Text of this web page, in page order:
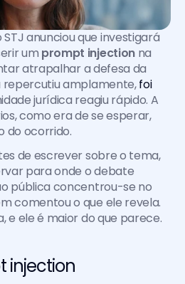
anunciou que investigará
um prompt injection na
atrapalhar a defesa da
amplamente, foi
jurídica reagiu rápido. A
como era de se esperar,
do ocorrido.
de escrever sobre o tema,
para onde o debate
pública concentrou-se no
comentou o que ele revela.
e ele é maior do que parece.
injection